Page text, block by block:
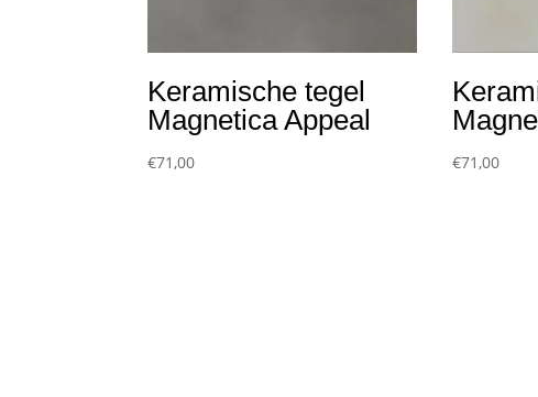
Keramische tegel
Magnetica Appeal
€71,00 €71,00